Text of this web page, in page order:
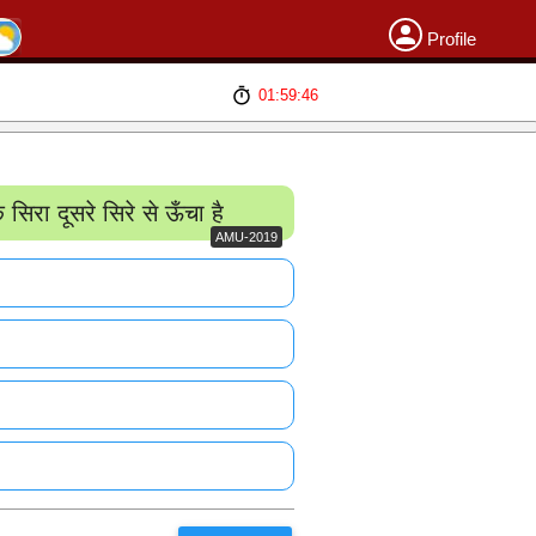
Profile
01:59:46
दूसरे सिरे से ऊँचा है
AMU-2019